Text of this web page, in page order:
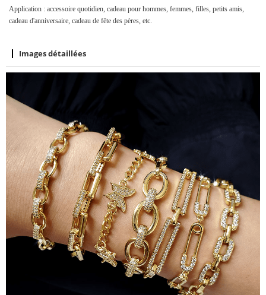
Application : accessoire quotidien, cadeau pour hommes, femmes, filles, petits amis,
cadeau d'anniversaire, cadeau de fête des pères, etc.
Images détaillées